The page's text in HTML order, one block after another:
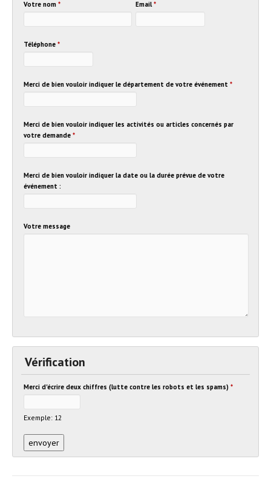
Votre nom * Email*
Téléphone *
Merci de bien vouloir indiquer le département de votre événement *
Merci de bien vouloir indiquer les activités ou articles concernés par
votre demande *
Merci de bien vouloir indiquer la date ou la durée prévue de votre
événement :
Votre message
Vérification
Merci d'écrire deux chiffres (lutte contre les robots et les spams) *
Exemple: 12